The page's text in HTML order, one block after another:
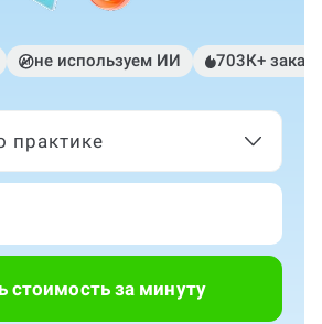
не используем ИИ 703К+
практике
стоимость за минуту